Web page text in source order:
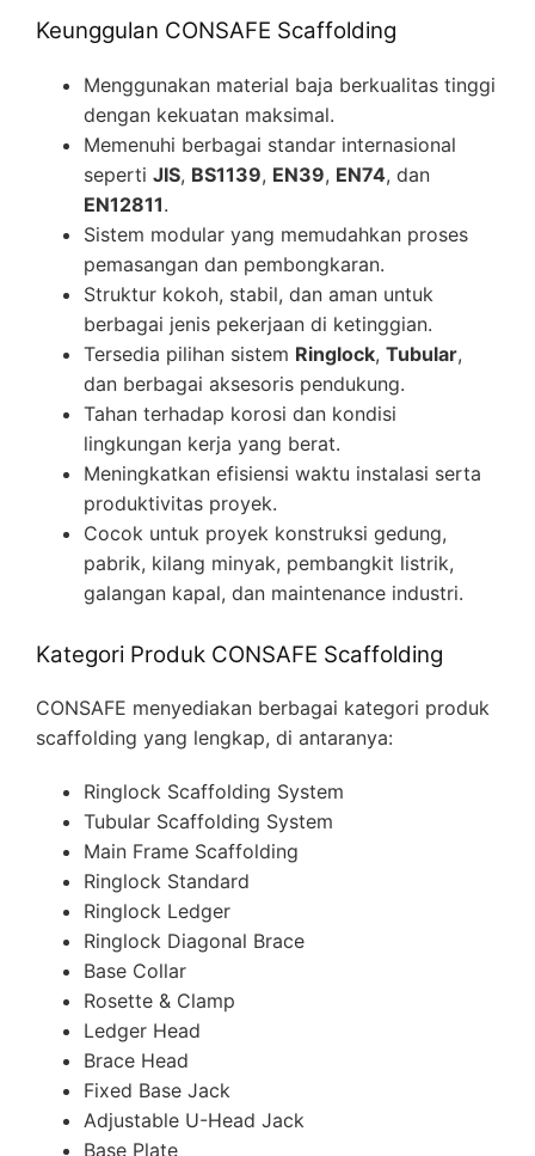
Keunggulan CONSAFE Scaffolding
Menggunakan material baja berkualitas tinggi
dengan kekuatan maksimal.
Memenuhi berbagai standar internasional
seperti JIS, BS1139, EN39, EN74, dan
EN12811.
Sistem modular yang memudahkan proses
pemasangan dan pembongkaran.
Struktur kokoh, stabil, dan aman untuk
berbagai jenis pekerjaan di ketinggian.
Tersedia pilihan sistem Ringlock, Tubular,
dan berbagai aksesoris pendukung.
Tahan terhadap korosi dan kondisi
lingkungan kerja yang berat.
Meningkatkan efisiensi waktu instalasi serta
produktivitas proyek.
Cocok untuk proyek konstruksi gedung,
pabrik, kilang minyak, pembangkit listrik,
galangan kapal, dan maintenance industri.
Kategori Produk CONSAFE Scaffolding
CONSAFE menyediakan berbagai kategori produk
scaffolding yang lengkap, di antaranya:
Ringlock Scaffolding System
Tubular Scaffolding System
Main Frame Scaffolding
Ringlock Standard
Ringlock Ledger
Ringlock Diagonal Brace
Base Collar
Rosette & Clamp
Ledger Head
Brace Head
Fixed Base Jack
Adjustable U-Head Jack
Base Plate